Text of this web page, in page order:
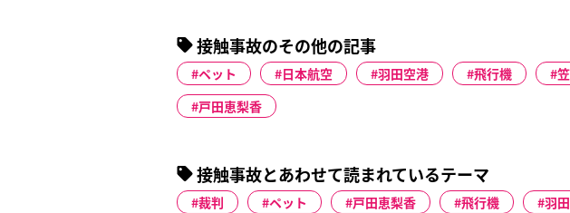
イブデートが発覚したというのだ。「
動揺したそうです。その後
接触事故のその他の記事
ペット 日本航空 羽田空港 飛行機
戸田恵梨香
接触事故とあわせて読まれているテーマ
裁判 ペット 戸田恵梨香 飛行機 羽